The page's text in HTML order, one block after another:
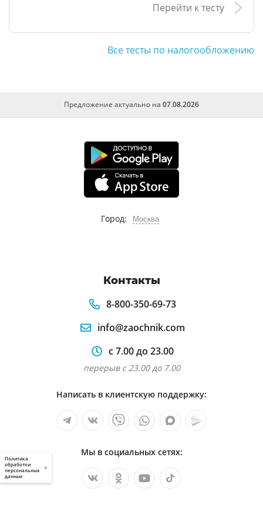
Перейти к тесту
Все тесты по налогообложению
Предложение актуально на 07.08.2026
Город: Москва
Контакты
8-800-350-69-73
info@zaochnik.com
с 7.00 до 23.00
перерыв с 23.00 до 7.00
Написать в клиентскую поддержку:
Мы в социальных сетях:
Политика
обработки
персональных
данных
×